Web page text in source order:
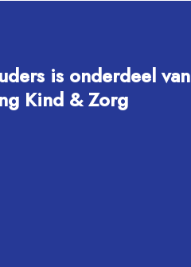
is onderdeel van
Kind & Zorg